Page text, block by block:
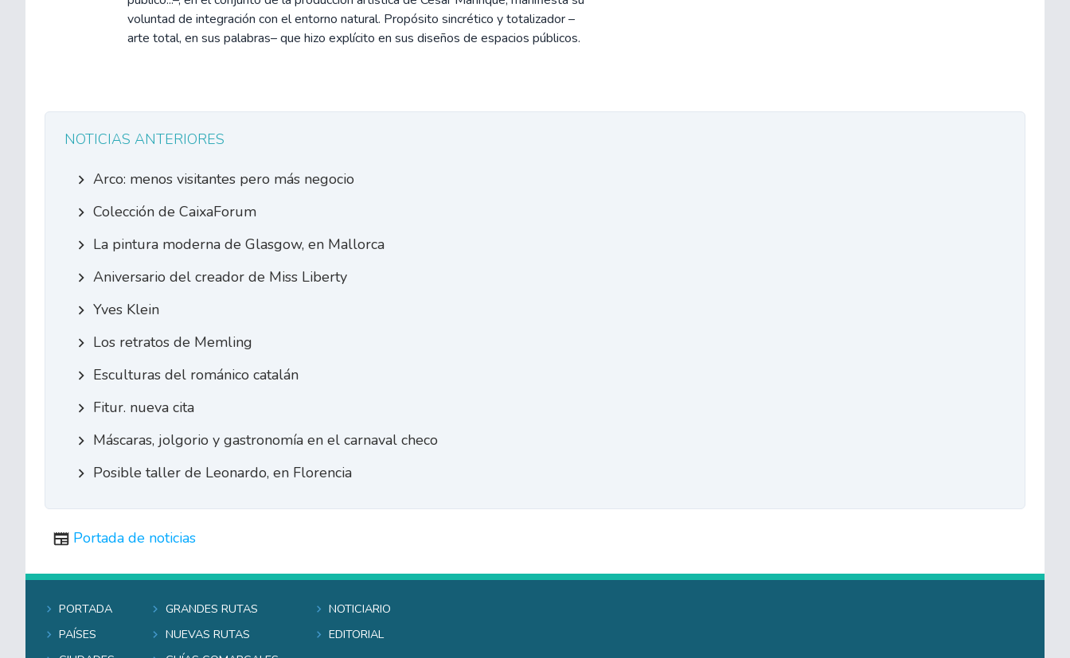
voluntad de integración con el entorno natural. Propósito sincrético y totalizador –
arte total, en sus palabras– que hizo explícito en sus diseños de espacios públicos.
NOTICIAS ANTERIORES
Arco: menos visitantes pero más negocio
Colección de CaixaForum
La pintura moderna de Glasgow, en Mallorca
Aniversario del creador de Miss Liberty
Yves Klein
Los retratos de Memling
Esculturas del románico catalán
Fitur. nueva cita
Máscaras, jolgorio y gastronomía en el carnaval checo
Posible taller de Leonardo, en Florencia
Portada de noticias
Portada
Países
Grandes rutas
Nuevas rutas
Noticiario
Editorial